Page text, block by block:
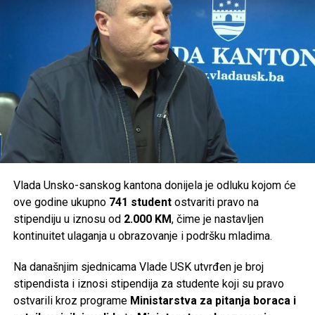
Bosanska Krupa –50.000 KM
50.000 KM
Bosanski Petrovac –36.000 KM
46.000 KM
Sanski Most – 36.000 KM
Velika Kladuša – 36.000 KM
Ukupno je za podršku turističkim manifestacijama na
Share Post
Share
Tweet Share
Mail
Vlada Unsko-sanskog kantona donijela je odluku kojom će
ove godine ukupno 741 studentostvariti pravo na
stipendiju u iznosu od 2.000 KM, čime je nastavljen
kontinuitet ulaganja u obrazovanje i podršku mladima.
Na današnjim sjednicama Vlade USK utvrđen je broj
stipendista i iznosi stipendija za studente koji su pravo
ostvarili kroz programe Ministarstva za pitanja boraca i